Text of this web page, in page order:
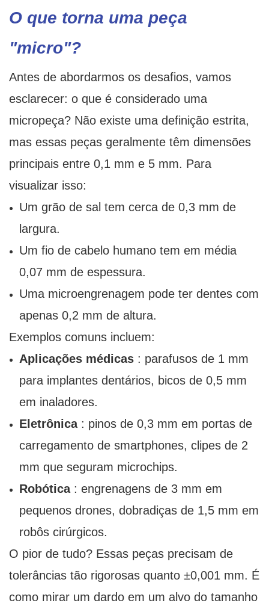
O que torna uma peça
"micro"?
Antes de abordarmos os desafios, vamos
esclarecer: o que é considerado uma
micropeça? Não existe uma definição estrita,
mas essas peças geralmente têm dimensões
principais entre 0,1 mm e 5 mm. Para
visualizar isso:
Um grão de sal tem cerca de 0,3 mm de
largura.
Um fio de cabelo humano tem em média
0,07 mm de espessura.
Uma microengrenagem pode ter dentes com
apenas 0,2 mm de altura.
Exemplos comuns incluem:
Aplicações médicas: parafusos de 1 mm
para implantes dentários, bicos de 0,5 mm
em inaladores.
Eletrônica: pinos de 0,3 mm em portas de
carregamento de smartphones, clipes de 2
mm que seguram microchips.
Robótica: engrenagens de 3 mm em
pequenos drones, dobradiças de 1,5 mm em
robôs cirúrgicos.
O pior de tudo? Essas peças precisam de
tolerâncias tão rigorosas quanto ±0,001 mm. É
como mirar um dardo em um alvo do tamanho